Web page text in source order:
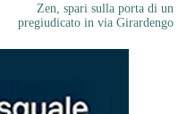
Zen, spari sulla porta di un
pregiudicato in via Girardengo